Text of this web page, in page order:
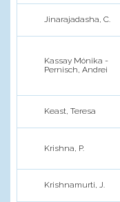
Jinarajadasha, C.
Kassay Mónika -
Pernisch, Andrei
Keast, Teresa
Krishna, P.
Krishnamurti, J.